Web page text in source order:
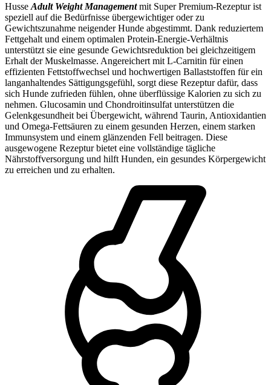
Husse Adult Weight Managementmit Super Premium-Rezeptur ist
speziell auf die Bedürfnisse übergewichtiger oder zu
Gewichtszunahme neigender Hunde abgestimmt. Dank reduziertem
Fettgehalt und einem optimalen Protein-Energie-Verhältnis
unterstützt sie eine gesunde Gewichtsreduktion bei gleichzeitigem
Erhalt der Muskelmasse. Angereichert mit L-Carnitin für einen
effizienten Fettstoffwechsel und hochwertigen Ballaststoffen für ein
langanhaltendes Sättigungsgefühl, sorgt diese Rezeptur dafür, dass
sich Hunde zufrieden fühlen, ohne überflüssige Kalorien zu sich zu
nehmen. Glucosamin und Chondroitinsulfat unterstützen die
Gelenkgesundheit bei Übergewicht, während Taurin, Antioxidantien
und Omega-Fettsäuren zu einem gesunden Herzen, einem starken
Immunsystem und einem glänzenden Fell beitragen. Diese
ausgewogene Rezeptur bietet eine vollständige tägliche
Nährstoffversorgung und hilft Hunden, ein gesundes Körpergewicht
zu erreichen und zu erhalten.